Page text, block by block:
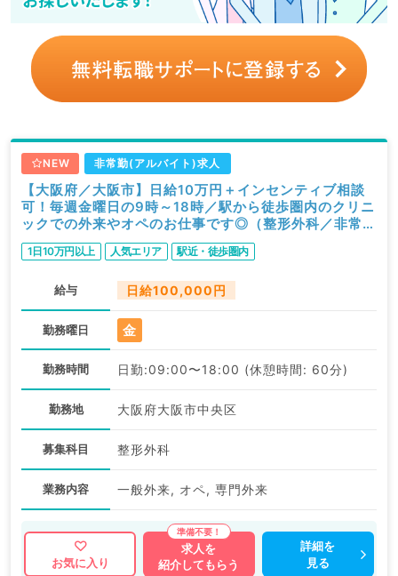
NEW 非常勤(アルバイト)求人
【大阪府／大阪市】日給10万円＋インセンティブ相談
可！毎週金曜日の9時～18時／駅から徒歩圏内のクリニ
ックでの外来やオペのお仕事です◎（整形外科／非常
勤）
1日10万円以上 人気エリア 駅近・徒歩圏内
給与 日給100,000円
勤務曜日 金
勤務時間 日勤:09:00〜18:00 (休憩時間: 60分)
勤務地 大阪府大阪市中央区
募集科目 整形外科
業務内容 一般外来, オペ, 専門外来
お気に入り
求人を
紹介してもらう
詳細を
見る